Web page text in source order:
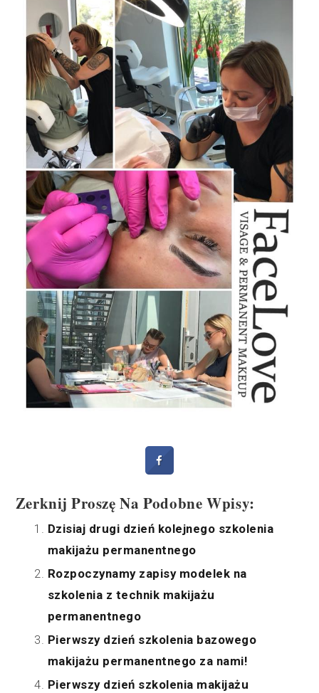
Zerknij Proszę Na Podobne Wpisy:
Dzisiaj drugi dzień kolejnego szkolenia
makijażu permanentnego
Rozpoczynamy zapisy modelek na
szkolenia z technik makijażu
permanentnego
Pierwszy dzień szkolenia bazowego
makijażu permanentnego za nami!
Pierwszy dzień szkolenia makijażu